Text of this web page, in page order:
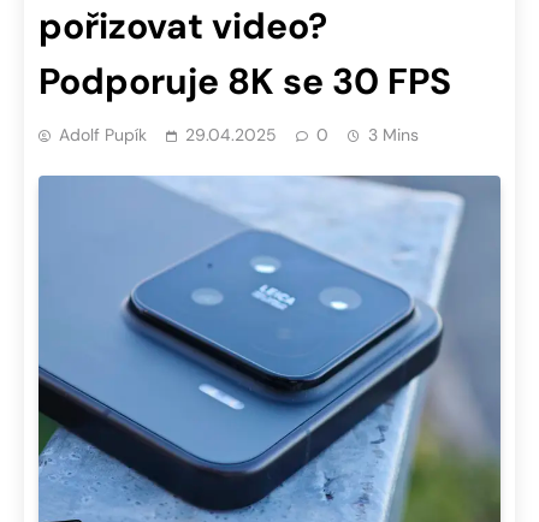
pořizovat video?
Podporuje 8K se 30 FPS
Adolf Pupík 29.04.2025 0 3 Mins